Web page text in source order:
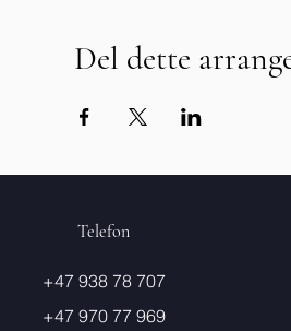
Del dette
Telefon
+47 938 78 707
+47 970 77 969